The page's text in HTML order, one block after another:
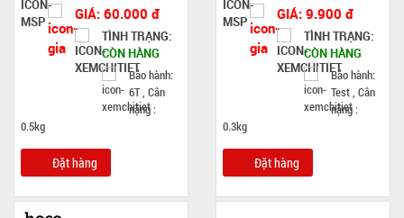
GIÁ: 60.000 đ
TÌNH TRẠNG:
CÒN HÀNG
Bảo hành:
6T , Cân
nặng :
0.5kg
Đặt hàng
GIÁ: 9.900 đ
TÌNH TRẠNG:
CÒN HÀNG
Bảo hành:
Test , Cân
nặng :
0.3kg
Đặt hàng